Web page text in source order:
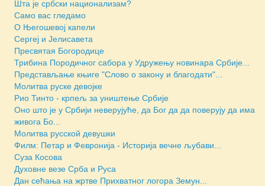
Шта је србски национализам?
Само вас гледамо
О Његошевој капели
Сергеј и Јелисавета
Пресвятая Богородице
Трибина Породичног сабора у Удружењу новинара Србије...
Представљање књиге "Слово о закону и благодати"...
Молитва руске девојке
Рио Тинто - крпељ за уништење Србије
Оно што је у Србији неверујуће, да Бог да да поверују да има
живога Бо...
Молитва русской девушки
Филм: Петар и Февронија - Историја вечне љубави...
Суза Косова
Духовне везе Срба и Руса
Дан сећања на жртве Прихватног логора Земун...